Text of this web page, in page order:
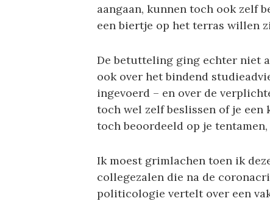
aangaan, kunnen toch ook zelf
een biertje op het terras willen
De betutteling ging echter niet
ook over het bindend
ingevoerd – en over de
toch wel zelf beslissen of je
toch beoordeeld op je
Ik moest grimlachen toen ik
collegezalen die na de
politicologie vertelt over een